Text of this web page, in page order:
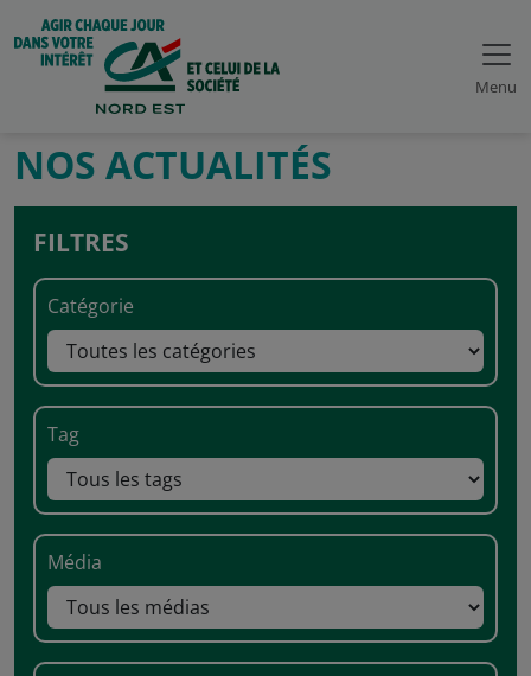
Menu
NOS ACTUALITÉS
FILTRES
Catégorie
Tag
Média